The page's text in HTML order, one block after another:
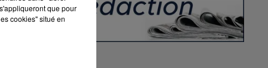
que pour
cookies" situé en